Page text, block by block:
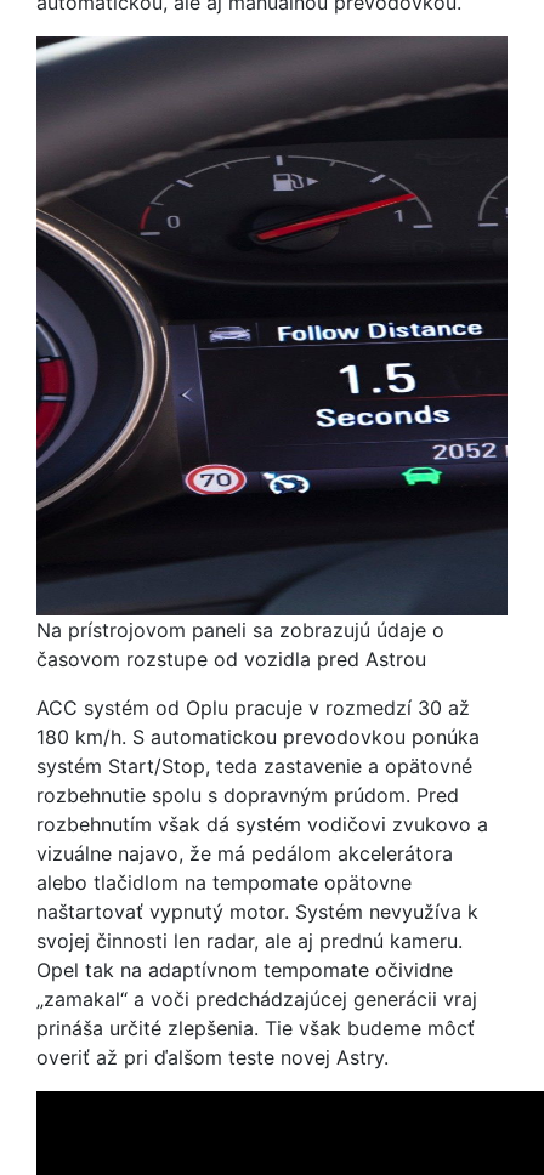
Na prístrojovom paneli sa zobrazujú údaje o
časovom rozstupe od vozidla pred Astrou
ACC systém od Oplu pracuje v rozmedzí 30 až
180 km/h. S automatickou prevodovkou ponúka
systém Start/Stop, teda zastavenie a opätovné
rozbehnutie spolu s dopravným prúdom. Pred
rozbehnutím však dá systém vodičovi zvukovo a
vizuálne najavo, že má pedálom akcelerátora
alebo tlačidlom na tempomate opätovne
naštartovať vypnutý motor. Systém nevyužíva k
svojej činnosti len radar, ale aj prednú kameru.
Opel tak na adaptívnom tempomate očividne
„zamakal“ a voči predchádzajúcej generácii vraj
prináša určité zlepšenia. Tie však budeme môcť
overiť až pri ďalšom teste novej Astry.